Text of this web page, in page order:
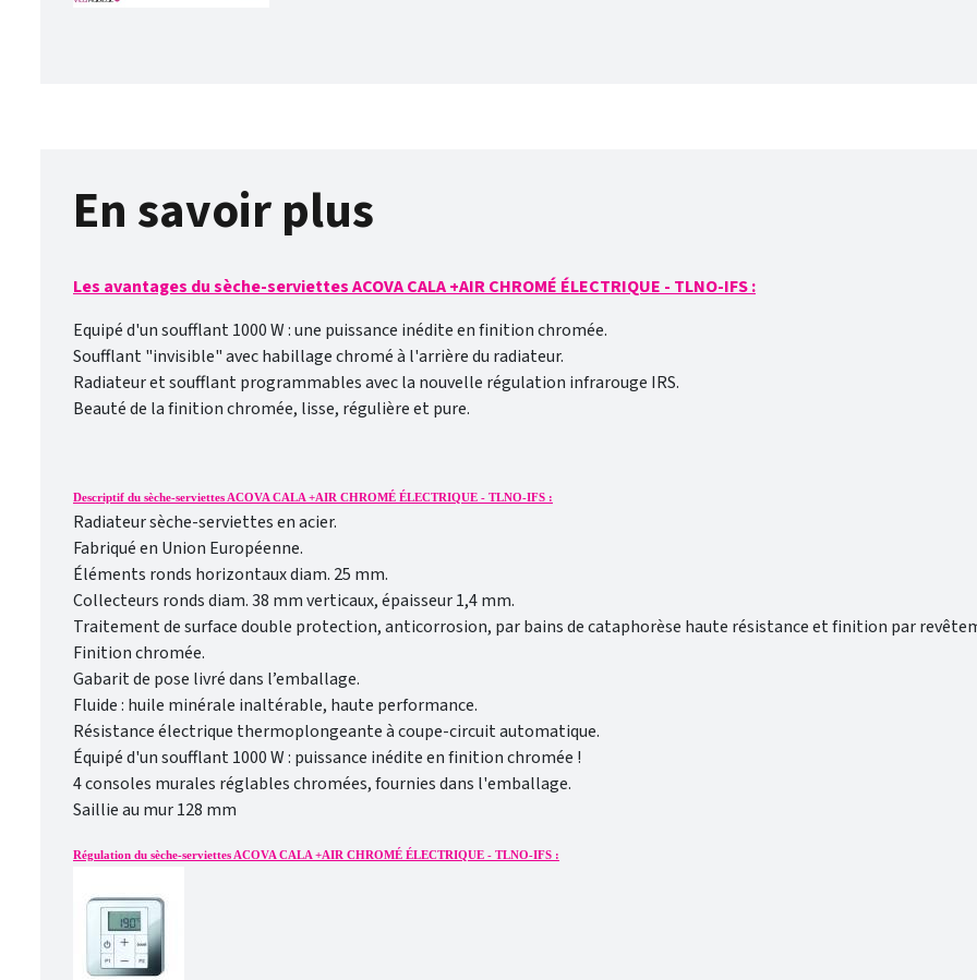
En savoir plus
Les avantages du sèche-serviettes ACOVA CALA +AIR CHROMÉ ÉLECTRIQUE - TLNO-IFS :
Equipé d'un soufflant 1000 W : une puissance inédite en finition chromée.
Soufflant "invisible" avec habillage chromé à l'arrière du radiateur.
Radiateur et soufflant programmables avec la nouvelle régulation infrarouge IRS.
Beauté de la finition chromée, lisse, régulière et pure.
Descriptif du sèche-serviettes ACOVA CALA +AIR CHROMÉ ÉLECTRIQUE - TLNO-IFS :
Radiateur sèche-serviettes en acier.
Fabriqué en Union Européenne.
Éléments ronds horizontaux diam. 25 mm.
Collecteurs ronds diam. 38 mm verticaux, épaisseur 1,4 mm.
Traitement de surface double protection, anticorrosion, par bains de cataphorèse haute résistance et finition par
Finition chromée.
Gabarit de pose livré dans l’emballage.
Fluide : huile minérale inaltérable, haute performance.
Résistance électrique thermoplongeante à coupe-circuit automatique.
Équipé d'un soufflant 1000 W : puissance inédite en finition chromée !
4 consoles murales réglables chromées, fournies dans l'emballage.
Saillie au mur 128 mm
Régulation du sèche-serviettes ACOVA CALA +AIR CHROMÉ ÉLECTRIQUE - TLNO-IFS :